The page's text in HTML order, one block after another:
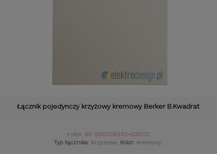
Łącznik pojedynczy krzyżowy kremowy Berker B.Kwadrat
Index: BE-5316208982+533037
Typ łącznika: Krzyżowe; Kolor: Kremowy;